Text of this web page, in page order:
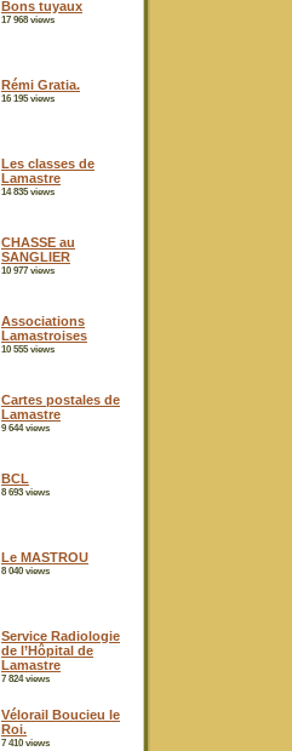
Bons tuyaux
17 968 views
Rémi Gratia.
16 195 views
Les classes de
Lamastre
14 835 views
CHASSE au
SANGLIER
10 977 views
Associations
Lamastroises
10 555 views
Cartes postales de
Lamastre
9 644 views
BCL
8 693 views
Le MASTROU
8 040 views
Service Radiologie
de l’Hôpital de
Lamastre
7 824 views
Vélorail Boucieu le
Roi.
7 410 views